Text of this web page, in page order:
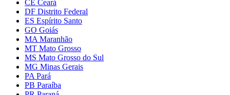
CE Ceará
DF Distrito Federal
ES Espírito Santo
GO Goiás
MA Maranhão
MT Mato Grosso
MS Mato Grosso do Sul
MG Minas Gerais
PA Pará
PB Paraíba